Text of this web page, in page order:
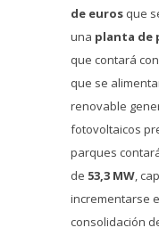
de euros que
una planta de
que contará
que se
renovable
fotovoltaicos
parques
de 53,3 MW,
incrementarse
consolidación